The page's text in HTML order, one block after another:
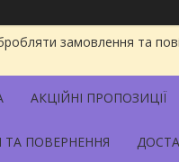
замовлення та
АКЦІЙНІ ПРОПОЗИЦІЇ
ТА ПОВЕРНЕННЯ